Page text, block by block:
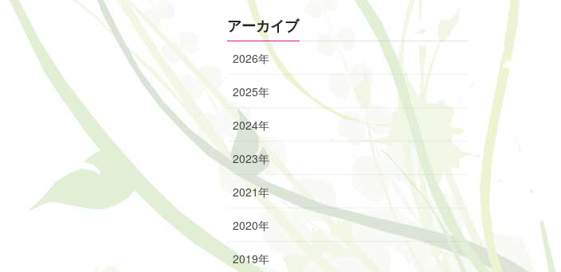
アーカイブ
2026年
2025年
2024年
2023年
2021年
2020年
2019年